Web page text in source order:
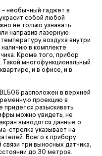
необычный гаджет в
собой любой
не только узнавать
направив лазерную
воздуха внутри
в комплекте
Кроме того, прибор
многофункциональный
и в офисе, и в
расположен в верхней
проекцию в
разыскивать
можно увидеть, не
выводятся данные о
стрелка указывает на
Всего к прибору
три выносных датчика,
до 30 метров.